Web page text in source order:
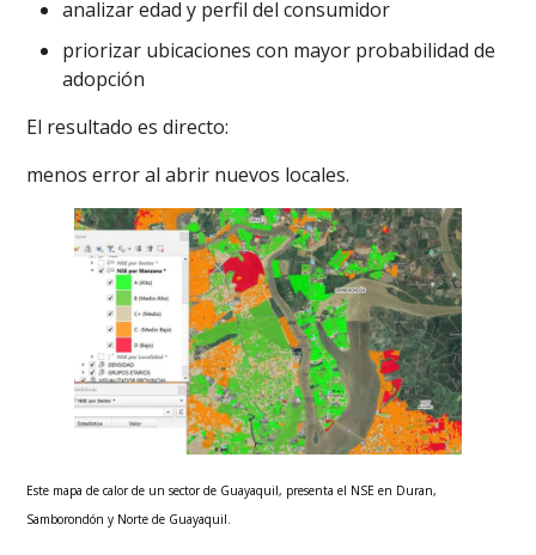
analizar edad y perfil del consumidor
priorizar ubicaciones con mayor probabilidad de
adopción
El resultado es directo:
menos error al abrir nuevos locales.
Este mapa de calor de un sector de Guayaquil, presenta el NSE en Duran,
Samborondón y Norte de Guayaquil.